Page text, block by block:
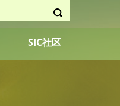
SIC社区